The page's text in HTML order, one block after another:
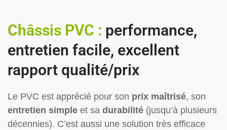
Châssis PVC : performance,
entretien facile, excellent
rapport qualité/prix
Le PVC est apprécié pour son prix maîtrisé, son
entretien simple et sa durabilité (jusqu’à plusieurs
décennies). C’est aussi une solution très efficace